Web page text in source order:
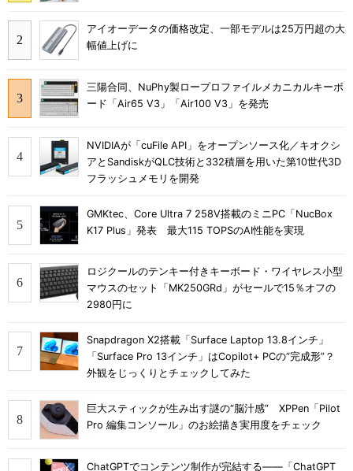
アイオーデータの価格改定、一部モデルは25万円超の大
幅値上げに
三陽合同、NuPhy製ロープロファイルメカニカルキーボ
ード「Air65 V3」「Air100 V3」を発売
NVIDIAが「cuFile API」をオープンソース化／キオクシ
アとSandiskがQLC技術と332積層を用いた第10世代3D
フラッシュメモリを開発
GMKtec、Core Ultra 7 258V搭載のミニPC「NucBox
K17 Plus」発表 最大115 TOPSのAI性能を実現
ロジクールのテンキー付きキーボード・ワイヤレス小型
マウスのセット「MK250GRd」がセールで15％オフの
2980円に
Snapdragon X2搭載「Surface Laptop 13.8インチ」
「Surface Pro 13インチ」はCopilot+ PCの“完成形”？
外観をじっくりとチェックしてみた
巨大スティックが生み出す謎の“脳汁感” XPPen「Pilot
Pro 編集コンソール」のお絵描き実用度をチェック
ChatGPTでコンテンツ制作が完結する――「ChatGPT